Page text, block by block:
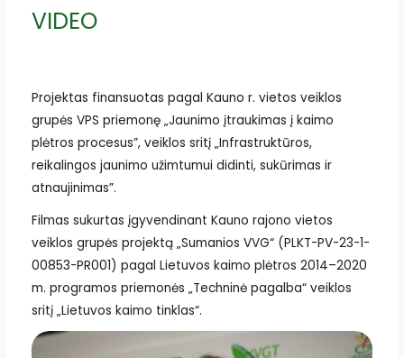
VIDEO
Projektas finansuotas pagal Kauno r. vietos veiklos
grupės VPS priemonę „Jaunimo įtraukimas į kaimo
plėtros procesus”, veiklos sritį „Infrastruktūros,
reikalingos jaunimo užimtumui didinti, sukūrimas ir
atnaujinimas”.
Filmas sukurtas įgyvendinant Kauno rajono vietos
veiklos grupės projektą „Sumanios VVG“ (PLKT-PV-23-1-
00853-PR001) pagal Lietuvos kaimo plėtros 2014–2020
m. programos priemonės „Techninė pagalba“ veiklos
sritį „Lietuvos kaimo tinklas“.